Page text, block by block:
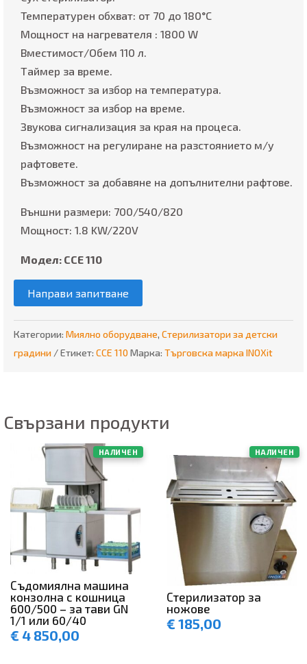
Температурен обхват: от 70 до 180°С
Мощност на нагревателя : 1800 W
Вместимост/Обем 110 л.
Таймер за време.
Възможност за избор на температура.
Възможност за избор на време.
Звукова сигнализация за края на процеса.
Възможност на регулиране на разстоянието м/у
рафтовете.
Възможност за добавяне на допълнителни рафтове.
Външни размери: 700/540/820
Мощност: 1.8 KW/220V
Модел: ССЕ 110
Направи запитване
Категории: Миялно оборудване, Стерилизатори за детски
градини
Етикет: ССЕ 110 Марка: Търговска марка INOXit
Свързани продукти
НАЛИЧЕН
Съдомиялна машина
конзолна с кошница
600/500 – за тави GN
1/1 или 60/40
€ 4 850,00
НАЛИЧЕН
Стерилизатор за
ножове
€ 185,00